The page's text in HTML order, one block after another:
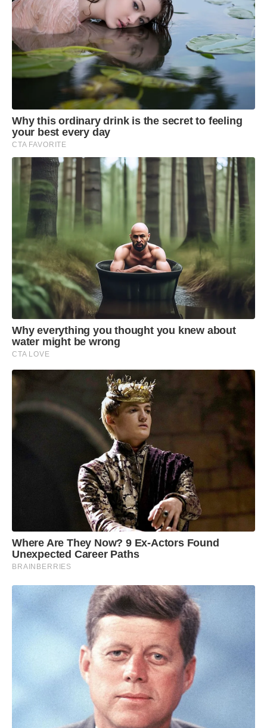
Why this ordinary drink is the secret to feeling
your best every day
CTA FAVORITE
Why everything you thought you knew about
water might be wrong
CTA LOVE
Where Are They Now? 9 Ex-Actors Found
Unexpected Career Paths
BRAINBERRIES